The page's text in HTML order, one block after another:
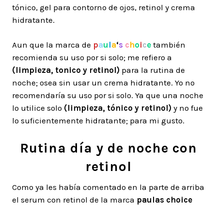
tónico, gel para contorno de ojos, retinol y crema
hidratante.
Aun que la marca de pau la‘s choice también
recomienda su uso por si solo; me refiero a
(limpieza, tonico y retinol) para la rutina de
noche; osea sin usar un crema hidratante. Yo no
recomendaría su uso por si solo. Ya que una noche
lo utilice solo (limpieza, tónico y retinol) y no fue
lo suficientemente hidratante; para mi gusto.
Rutina día y de noche con
retinol
Como ya les había comentado en la parte de arriba
el serum con retinol de la marca paulas choice